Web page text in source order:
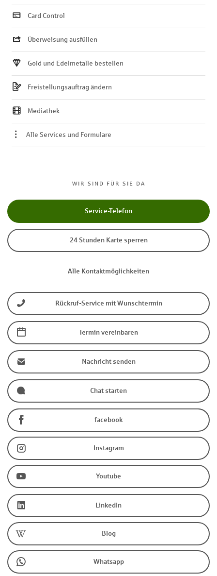
WIR SIND FÜR SIE DA
Service-Telefon
24 Stunden Karte sperren
Alle Kontaktmöglichkeiten
Rückruf-Service mit Wunschtermin
Termin vereinbaren
Nachricht senden
Chat starten
facebook
Instagram
Youtube
LinkedIn
Blog
Whatsapp
Card Control
Überweisung ausfüllen
Gold und Edelmetalle bestellen
Freistellungsauftrag ändern
Mediathek
Alle Services und Formulare